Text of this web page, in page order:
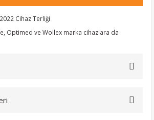
Cihaz Terliği
Optimed ve Wollex marka cihazlara da